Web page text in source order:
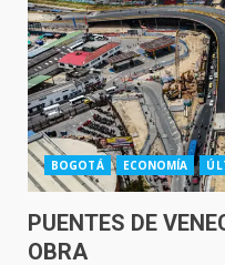
BOGOTÁ ECONOMÍA
PUENTES DE
OBRA